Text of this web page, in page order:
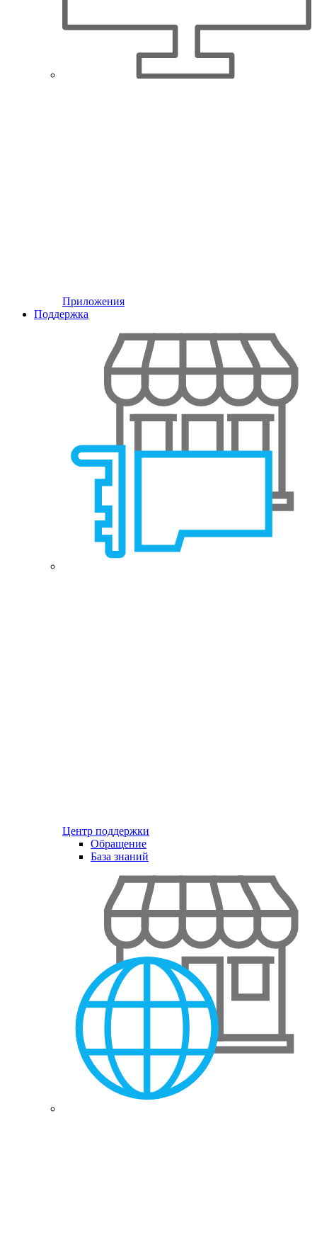
Приложения
Поддержка
Центр поддержки
Обращение
База знаний